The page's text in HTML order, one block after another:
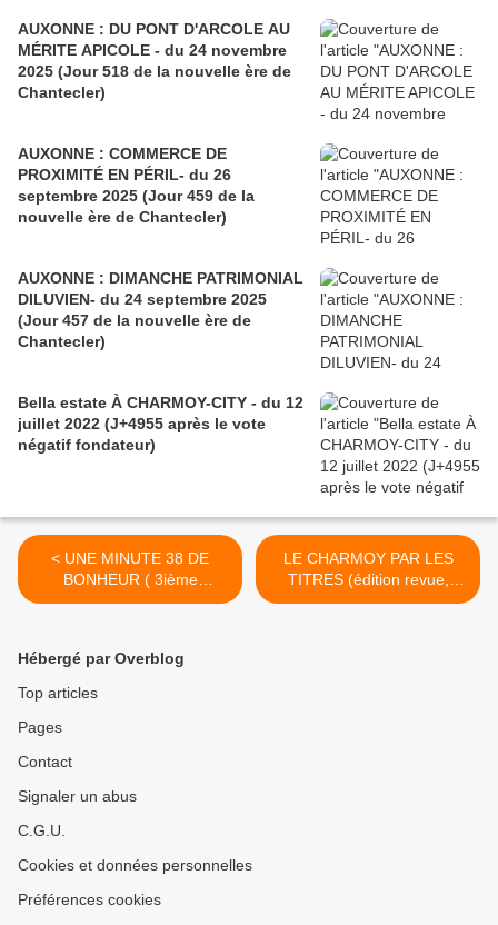
AUXONNE : DU PONT D'ARCOLE AU
MÉRITE APICOLE - du 24 novembre
2025 (Jour 518 de la nouvelle ère de
Chantecler)
AUXONNE : COMMERCE DE
PROXIMITÉ EN PÉRIL- du 26
septembre 2025 (Jour 459 de la
nouvelle ère de Chantecler)
AUXONNE : DIMANCHE PATRIMONIAL
DILUVIEN- du 24 septembre 2025
(Jour 457 de la nouvelle ère de
Chantecler)
Bella estate À CHARMOY-CITY - du 12
juillet 2022 (J+4955 après le vote
négatif fondateur)
< UNE MINUTE 38 DE
BONHEUR ( 3ième
épisode) - du 31 OCTOBRE
LE CHARMOY PAR LES
TITRES (édition revue,
corrigée et complétée) - du
Hébergé par Overblog
Top articles
Pages
Contact
Signaler un abus
C.G.U.
Cookies et données personnelles
Préférences cookies